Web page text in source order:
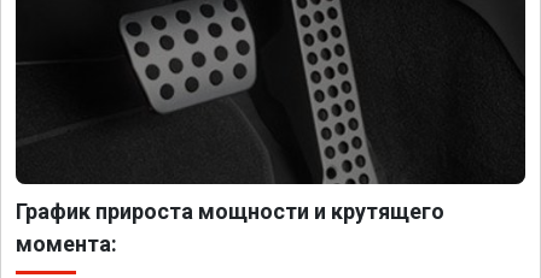
График прироста мощности и крутящего
момента: